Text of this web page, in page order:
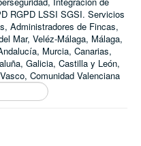
RGPD LSSI SGSI. Servicios
Administradores de Fincas,
Mar, Veléz-Málaga, Málaga,
Murcia, Canarias,
Galicia, Castilla y León,
Comunidad Valenciana